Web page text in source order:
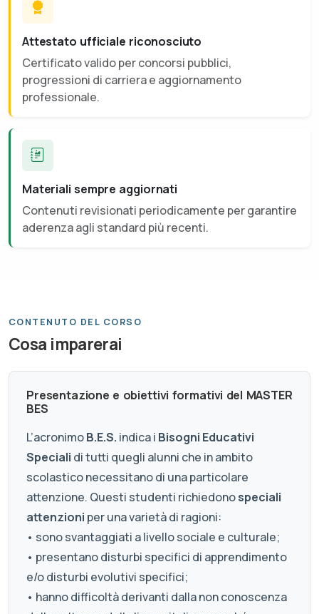
Attestato ufficiale riconosciuto
Certificato valido per concorsi pubblici,
progressioni di carriera e aggiornamento
professionale.
Materiali sempre aggiornati
Contenuti revisionati periodicamente per garantire
aderenza agli standard più recenti.
CONTENUTO DEL CORSO
Cosa imparerai
Presentazione e obiettivi formativi del MASTER
BES
L’acronimoB.E.S. indica i Bisogni Educativi
Speciali di tutti quegli alunni che in ambito
scolastico necessitano di una particolare
attenzione. Questi studenti richiedonospeciali
attenzioni per una varietà di ragioni:
• sono svantaggiati a livello sociale e culturale;
• presentano disturbi specifici di apprendimento
e/o disturbi evolutivi specifici;
• hanno difficoltà derivanti dalla non conoscenza